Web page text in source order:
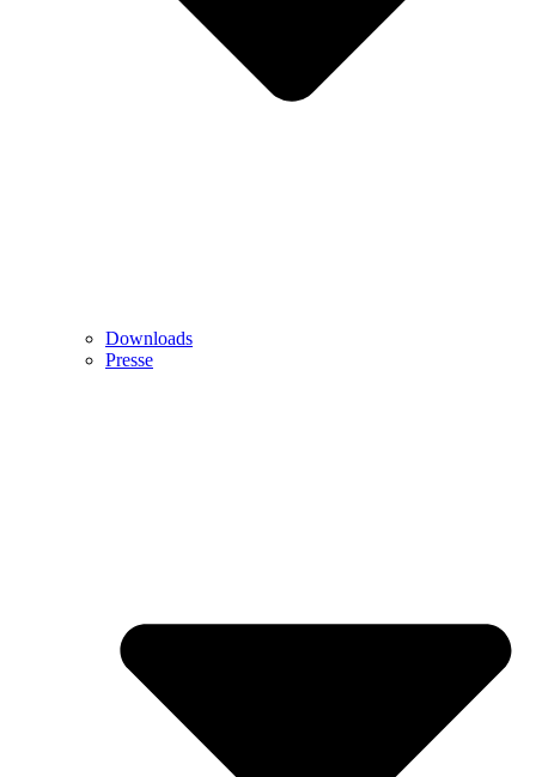
Downloads
Presse